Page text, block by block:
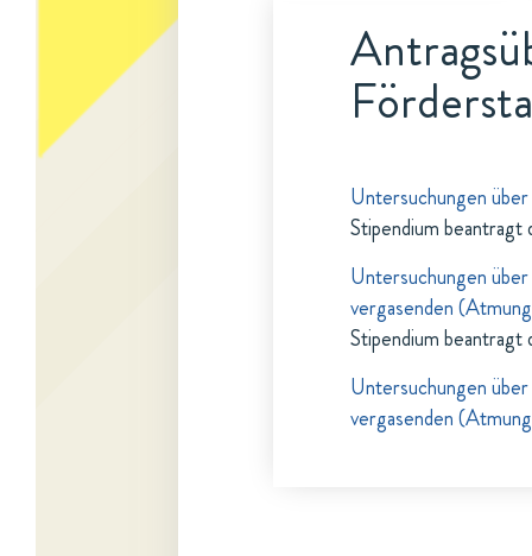
Untersuchungen
Stipendium beantragt
Untersuchungen
vergasenden
Stipendium beantragt
Untersuchungen
vergasenden